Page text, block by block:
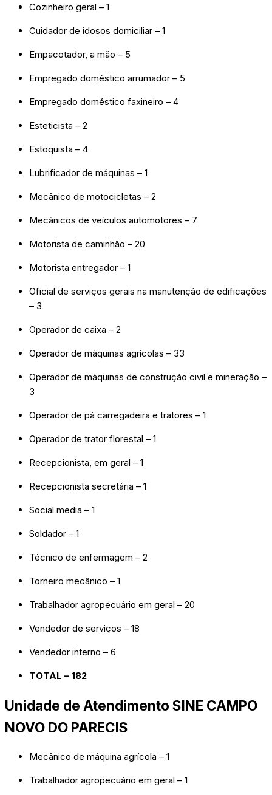
Cozinheiro geral – 1
Cuidador de idosos domiciliar – 1
Empacotador, a mão – 5
Empregado doméstico arrumador – 5
Empregado doméstico faxineiro – 4
Esteticista – 2
Estoquista – 4
Lubrificador de máquinas – 1
Mecânico de motocicletas – 2
Mecânicos de veículos automotores – 7
Motorista de caminhão – 20
Motorista entregador – 1
Oficial de serviços gerais na manutenção de edificações
– 3
Operador de caixa – 2
Operador de máquinas agrícolas – 33
Operador de máquinas de construção civil e mineração –
3
Operador de pá carregadeira e tratores – 1
Operador de trator florestal – 1
Recepcionista, em geral – 1
Recepcionista secretária – 1
Social media – 1
Soldador – 1
Técnico de enfermagem – 2
Torneiro mecânico – 1
Trabalhador agropecuário em geral – 20
Vendedor de serviços – 18
Vendedor interno – 6
TOTAL – 182
Unidade de Atendimento SINE CAMPO
NOVO DO PARECIS
Mecânico de máquina agrícola – 1
Trabalhador agropecuário em geral – 1